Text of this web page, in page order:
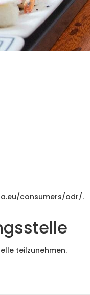
consumers/odr/.
teilzunehmen.